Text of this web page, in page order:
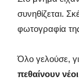
συνηθίζεται.
φωτογραφία
Όλο γελούσε,
πεθαίνουν